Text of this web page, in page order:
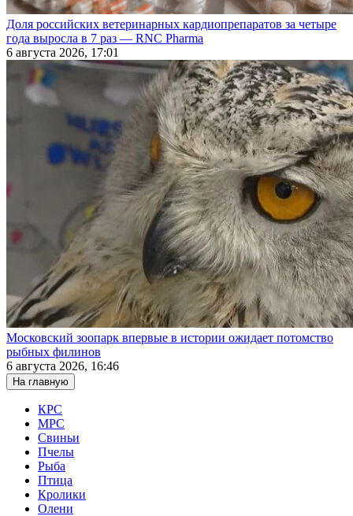
Доля российских ветеринарных кардиопрепаратов за четыре
года выросла в 7 раз — RNC Pharma
6 августа 2026, 17:01
Московский зоопарк впервые в истории ожидает потомство
рыбных филинов
6 августа 2026, 16:46
На главную
КРС
МРС
Свиньи
Пчелы
Рыба
Птица
Кролики
Олени